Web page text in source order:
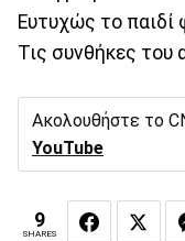
Ευτυχώς το παιδί
Τις συνθήκες του
Ακολουθήστε το
YouTube
9
SHARES